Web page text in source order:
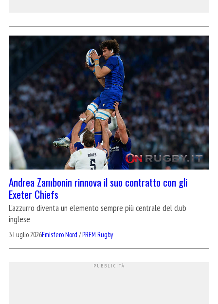
Andrea Zambonin rinnova il suo contratto con gli
Exeter Chiefs
L'azzurro diventa un elemento sempre più centrale del club
inglese
3 Luglio 2026Emisfero Nord /PREM Rugby